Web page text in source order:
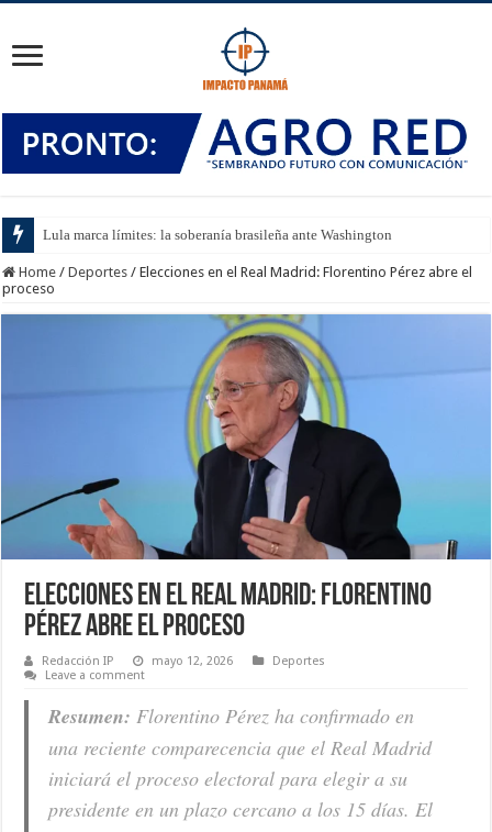
Lula marca límites: la soberanía brasileña ante Washington
Home / Deportes / Elecciones en el Real Madrid: Florentino Pérez abre el
proceso
Elecciones en el Real Madrid: Florentino
Pérez abre el proceso
Redacción IP mayo 12, 2026
Deportes
Leave a comment
Resumen: Florentino Pérez ha confirmado en
una reciente comparecencia que el Real Madrid
iniciará el proceso electoral para elegir a su
presidente en un plazo cercano a los 15 días. El